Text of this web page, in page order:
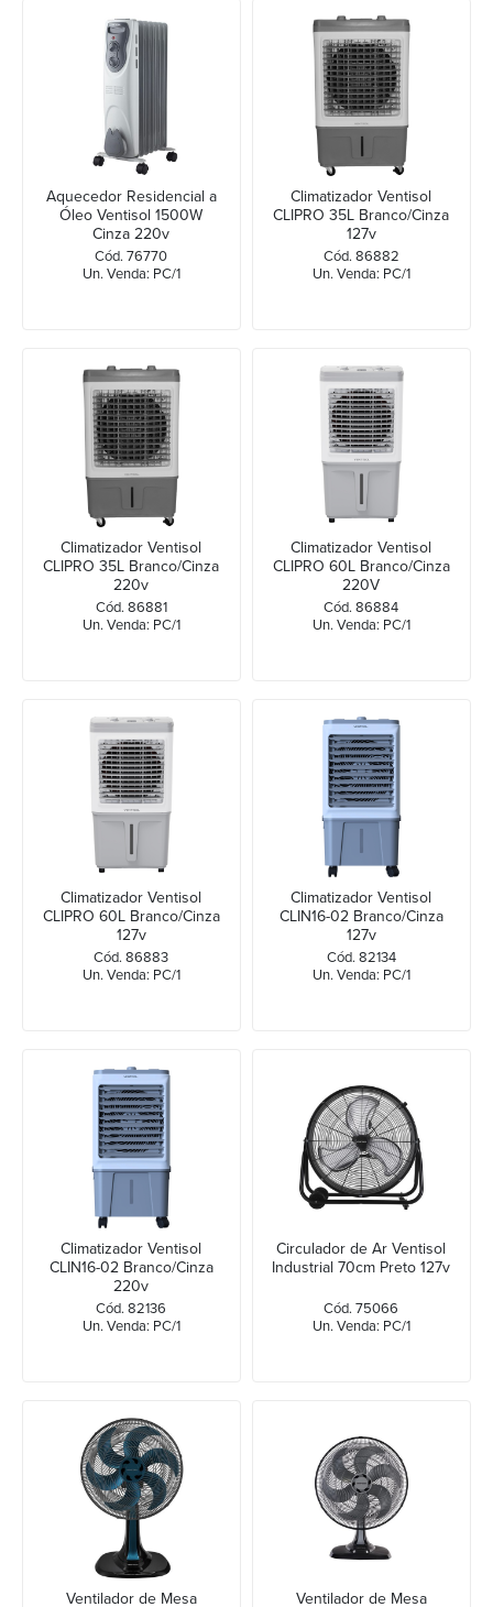
Aquecedor Residencial a
Óleo Ventisol 1500W
Cinza 220v
Cód. 76770
Un. Venda: PC/1
Climatizador Ventisol
CLIPRO 35L Branco/Cinza
127v
Cód. 86882
Un. Venda: PC/1
Climatizador Ventisol
CLIPRO 35L Branco/Cinza
220v
Cód. 86881
Un. Venda: PC/1
Climatizador Ventisol
CLIPRO 60L Branco/Cinza
220V
Cód. 86884
Un. Venda: PC/1
Climatizador Ventisol
CLIPRO 60L Branco/Cinza
127v
Cód. 86883
Un. Venda: PC/1
Climatizador Ventisol
CLIN16-02 Branco/Cinza
127v
Cód. 82134
Un. Venda: PC/1
Climatizador Ventisol
CLIN16-02 Branco/Cinza
220v
Cód. 82136
Un. Venda: PC/1
Circulador de Ar Ventisol
Industrial 70cm Preto 127v
Cód. 75066
Un. Venda: PC/1
Ventilador de Mesa Ventilador de Mesa